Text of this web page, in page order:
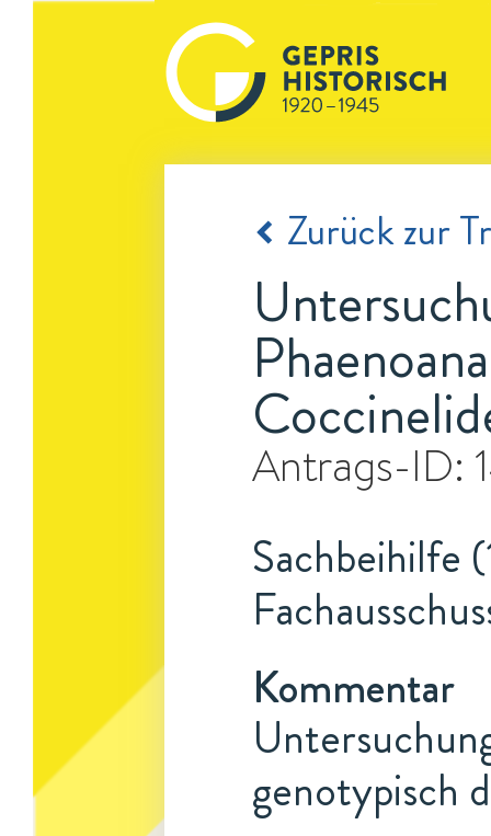
Zurück zur
Antrags-ID:
Sachbeihilfe
Kommentar
genotypisch